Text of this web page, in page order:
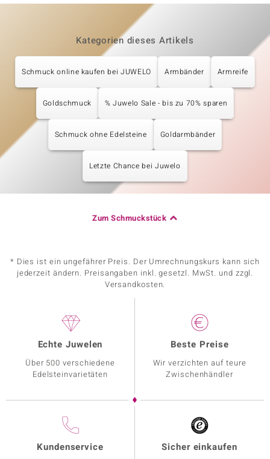
Kategorien dieses Artikels
Schmuck online kaufen bei JUWELO Armbänder Armreife
Goldschmuck % Juwelo Sale - bis zu 70% sparen
Schmuck ohne Edelsteine Goldarmbänder
Letzte Chance bei Juwelo
Zum Schmuckstück
* Dies ist ein ungefährer Preis. Der Umrechnungskurs kann sich
jederzeit ändern. Preisangaben inkl. gesetzl. MwSt. und zzgl.
Versandkosten.
Echte Juwelen
Über 500 verschiedene
Edelsteinvarietäten
Beste Preise
Wir verzichten auf teure
Zwischenhändler
Kundenservice Sicher einkaufen